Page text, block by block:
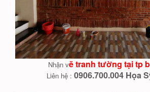
Nhận vẽ tranh tường tại tp
Liên hệ : 0906.700.004 Họa